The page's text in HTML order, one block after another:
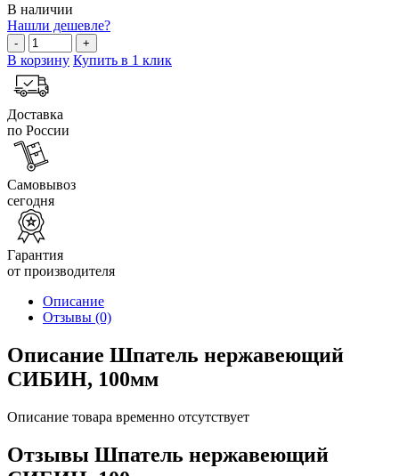
В наличии
Нашли дешевле?
- +
В корзину Купить в 1 клик
Доставка
по России
Самовывоз
сегодня
Гарантия
от производителя
Описание
Отзывы (0)
Описание Шпатель нержавеющий
СИБИН, 100мм
Описание товара временно отсутствует
Отзывы Шпатель нержавеющий